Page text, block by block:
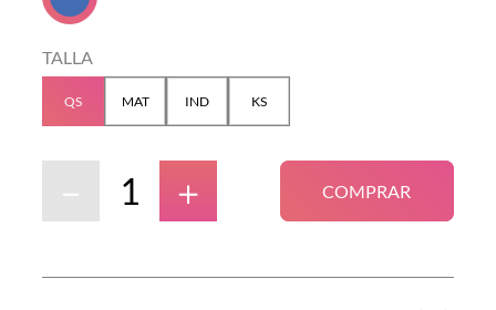
TALLA
QS KS
IND
MAT
＋
－ COMPRAR